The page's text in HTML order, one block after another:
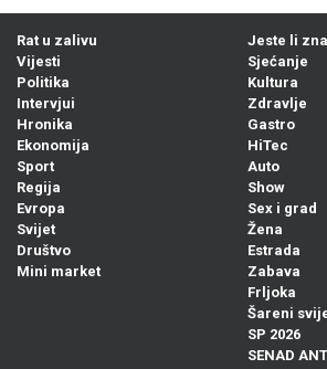
Rat u zalivu
Vijesti
Politika
Intervjui
Hronika
Ekonomija
Sport
Regija
Evropa
Svijet
Društvo
Mini market
Jeste li
Sjećanje
Kultura
Zdravlje
Gastro
HiTec
Auto
Show
Sex i grad
Žena
Estrada
Zabava
Frljoka
Šareni
SP 2026
SENAD